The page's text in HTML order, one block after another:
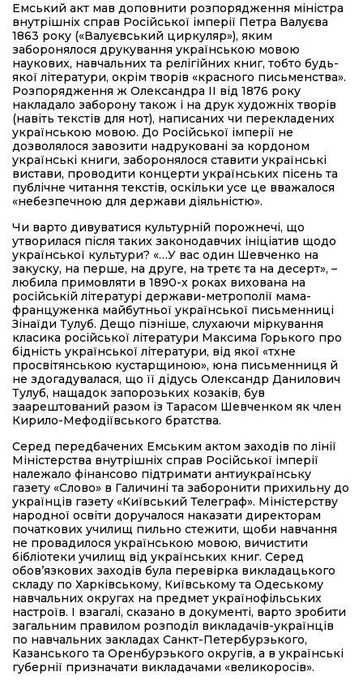
Емський акт мав доповнити розпорядження міністра
внутрішніх справ Російської імперії Петра Валуєва
1863 року («Валуєвський циркуляр»), яким
заборонялося друкування українською мовою
наукових, навчальних та релігійних книг, тобто будь-
якої літератури, окрім творів «красного письменства».
Розпорядження ж Олександра ІІ від 1876 року
накладало заборону також і на друк художніх творів
(навіть текстів для нот), написаних чи перекладених
українською мовою. До Російської імперії не
дозволялося завозити надруковані за кордоном
українські книги, заборонялося ставити українські
вистави, проводити концерти українських пісень та
публічне читання текстів, оскільки усе це вважалося
«небезпечною для держави діяльністю».
Чи варто дивуватися культурній порожнечі, що
утворилася після таких законодавчих ініціатив щодо
української культури? «…У вас один Шевченко на
закуску, на перше, на друге, на третє та на десерт», –
любила примовляти в 1890-х роках вихована на
російській літературі держави-метрополії мама-
француженка майбутньої української письменниці
Зінаїди Тулуб. Дещо пізніше, слухаючи міркування
класика російської літератури Максима Горького про
бідність української літератури, від якої «тхне
просвітянською кустарщиною», юна письменниця й
не здогадувалася, що її дідусь Олександр Данилович
Тулуб, нащадок запорозьких козаків, був
заарештований разом із Тарасом Шевченком як член
Кирило-Мефодіївського братства.
Серед передбачених Емським актом заходів по лінії
Міністерства внутрішніх справ Російської імперії
належало фінансово підтримати антиукраїнську
газету «Слово» в Галичині та заборонити прихильну до
українців газету «Київський Телеграф». Міністерству
народної освіти доручалося наказати директорам
початкових училищ пильно стежити, щоби навчання
не провадилося українською мовою, вичистити
бібліотеки училищ від українських книг. Серед
обов’язкових заходів була перевірка викладацького
складу по Харківському, Київському та Одеському
навчальних округах на предмет українофільських
настроїв. І взагалі, сказано в документі, варто зробити
загальним правилом розподіл викладачів-українців
по навчальних закладах Санкт-Петербурзького,
Казанського та Оренбурзького округів, а в українські
губернії призначати викладачами «великоросів».